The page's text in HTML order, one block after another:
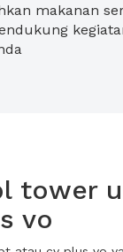
makanan
tower
vo